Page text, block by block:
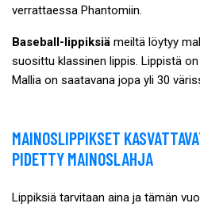
verrattaessa Phantomiin.
Baseball-lippiksiä meiltä löytyy
suosittu klassinen lippis. Lippistä
Mallia on saatavana jopa yli 30
MAINOSLIPPIKSET
PIDETTY MAINOSLAHJA
Lippiksiä tarvitaan aina ja tämän